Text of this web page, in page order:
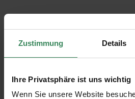
Zustimmung Details
Ihre Privatsphäre ist uns wichtig
Wenn Sie unsere Website
Deutschland
Die Öffnungszeiten werden in der
Zeitzone().